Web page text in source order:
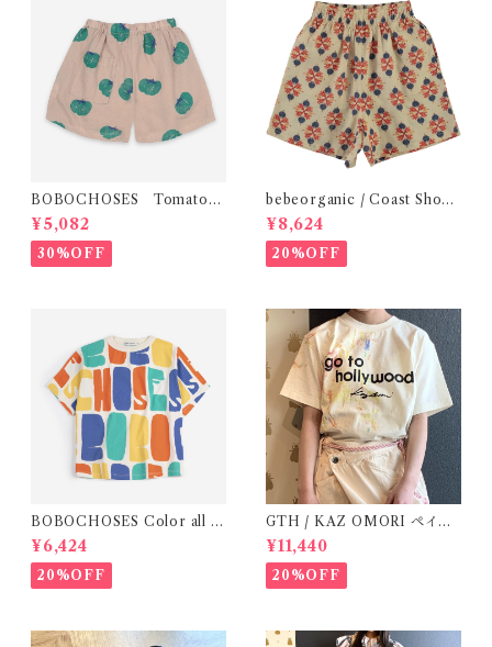
BOBOCHOSES Tomatoes
All Over Woven Shorts
¥5,082
30%OFF
bebeorganic / Coast Short
s Under The Sea ( 3・５Y)
¥8,624
20%OFF
BOBOCHOSES Color all o
ver T-shirt / 2-6y
¥6,424
20%OFF
GTH / KAZ OMORI ペイン
トTee
¥11,440
20%OFF